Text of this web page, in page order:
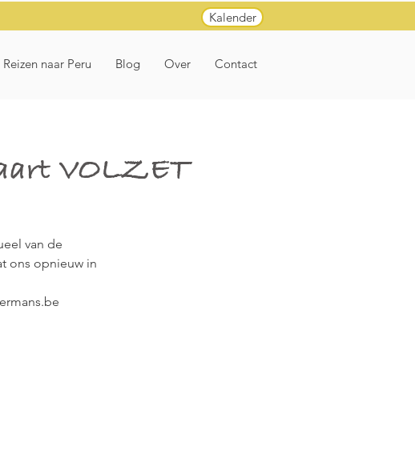
Kalender
Reizen naar Peru Blog Over Contact
VOLZET
van de
ons opnieuw in